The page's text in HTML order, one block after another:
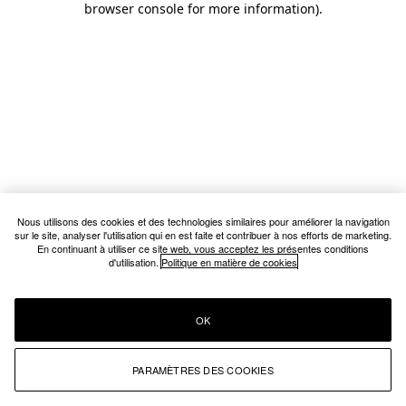
browser console for more information).
Nous utilisons des cookies et des technologies similaires pour améliorer la navigation
sur le site, analyser l'utilisation qui en est faite et contribuer à nos efforts de marketing.
En continuant à utiliser ce site web, vous acceptez les présentes conditions
d'utilisation. Politique en matière de cookies
PARAMÈTRES DES COOKIES
OK